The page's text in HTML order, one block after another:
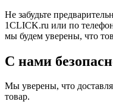
Не забудьте
1CLICK.ru или по
мы будем уверены, что
С нами
Мы уверены, что
товар.